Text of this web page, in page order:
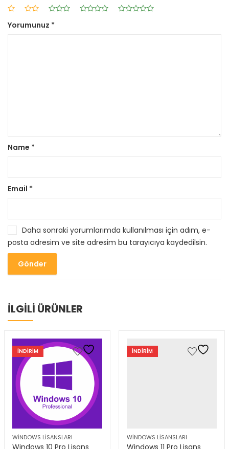
Yorumunuz *
Name *
Email *
Daha sonraki yorumlarımda kullanılması için adım, e-
posta adresim ve site adresim bu tarayıcıya kaydedilsin.
İLGİLİ ÜRÜNLER
INDIRIM
WINDOWS LISANSLARI
Windows 10 Pro Lisans
INDIRIM
WINDOWS LISANSLARI
Windows 11 Pro Lisans